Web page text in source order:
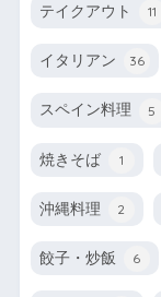
テイクアウト 11
イタリアン 36
スペイン料理 5
焼きそば 1
沖縄料理 2
餃子・炒飯 6